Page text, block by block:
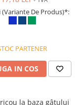
(Variante De Produs)*:
PARTENER
IN COS
la baza gâtului